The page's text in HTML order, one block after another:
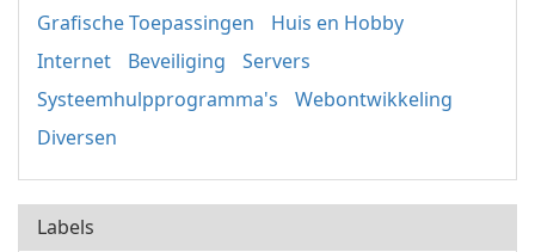
Grafische Toepassingen
Huis en Hobby
Internet
Beveiliging
Servers
Systeemhulpprogramma's
Webontwikkeling
Diversen
Labels